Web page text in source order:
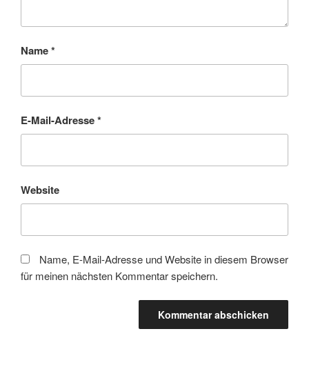
Name*
E-Mail-Adresse*
Website
Name, E-Mail-Adresse und Website in diesem Browser
für meinen nächsten Kommentar speichern.